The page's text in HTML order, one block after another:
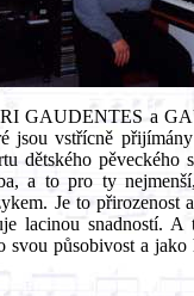
GAUDENTES a
jsou vstřícně
dětského pěveckého
a to pro ty
Je to přirozenost
lacinou snadností.
působivost a jako